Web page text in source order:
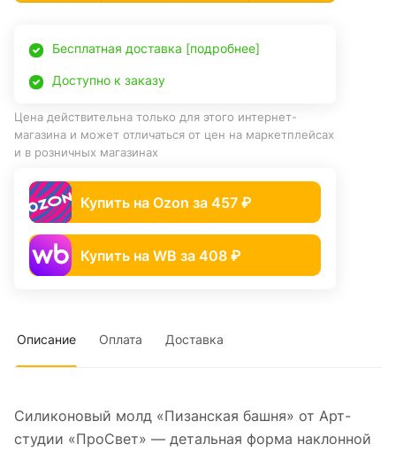
Бесплатная доставка [подробнее]
Доступно к заказу
Цена действительна только для этого интернет-
магазина и может отличаться от цен на маркетплейсах
и в розничных магазинах
Купить на Ozon за 457 ₽
Купить на WB за 408 ₽
Описание Оплата Доставка
Силиконовый молд «Пизанская башня» от Арт-
студии «ПроСвет» — детальная форма наклонной